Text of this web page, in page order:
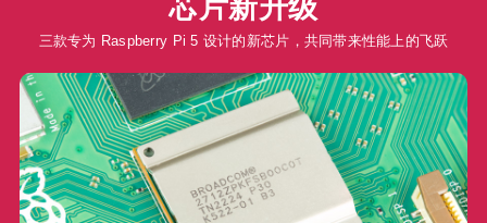
芯片新升级
三款专为 Raspberry Pi 5 设计的新芯片，共同带来性能上的飞跃